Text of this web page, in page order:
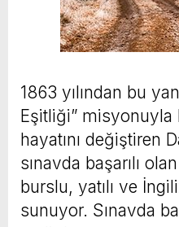
1863 yılından bu
Eşitliği”
hayatını değiştiren
sınavda başarılı
burslu, yatılı ve
sunuyor. Sınavda